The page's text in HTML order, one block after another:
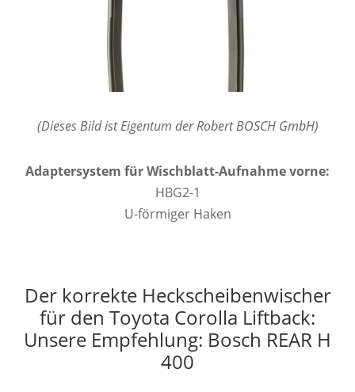
(Dieses Bild ist Eigentum der Robert BOSCH GmbH)
Adaptersystem für Wischblatt-Aufnahme vorne:
HBG2-1
U-förmiger Haken
Der korrekte Heckscheibenwischer
für den Toyota Corolla Liftback:
Unsere Empfehlung: Bosch REAR H
400